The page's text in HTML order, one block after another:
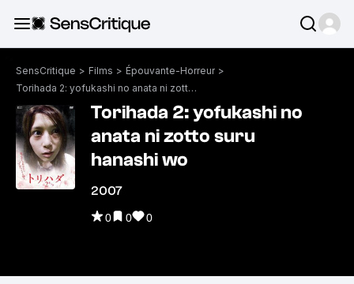
SensCritique > Films > Épouvante-Horreur >
Torihada 2: yofukashi no anata ni zotto suru hanashi wo
Torihada 2: yofukashi no
anata ni zotto suru
hanashi wo
2007
0 0 0